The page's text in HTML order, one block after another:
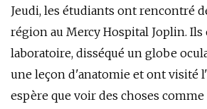
Jeudi, les étudiants ont rencontré
région au Mercy Hospital Joplin.
laboratoire, disséqué un globe
une leçon d'anatomie et ont visité
espère que voir des choses